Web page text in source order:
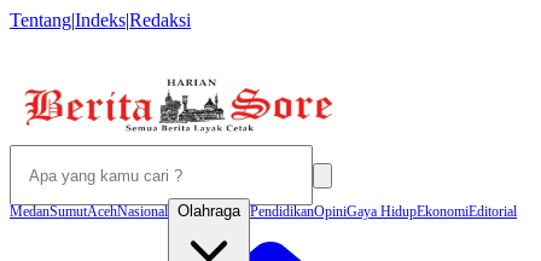
Tentang|Indeks|Redaksi
MedanSumutAcehNasional Olahraga PendidikanOpiniGaya HidupEkonomiEditorial